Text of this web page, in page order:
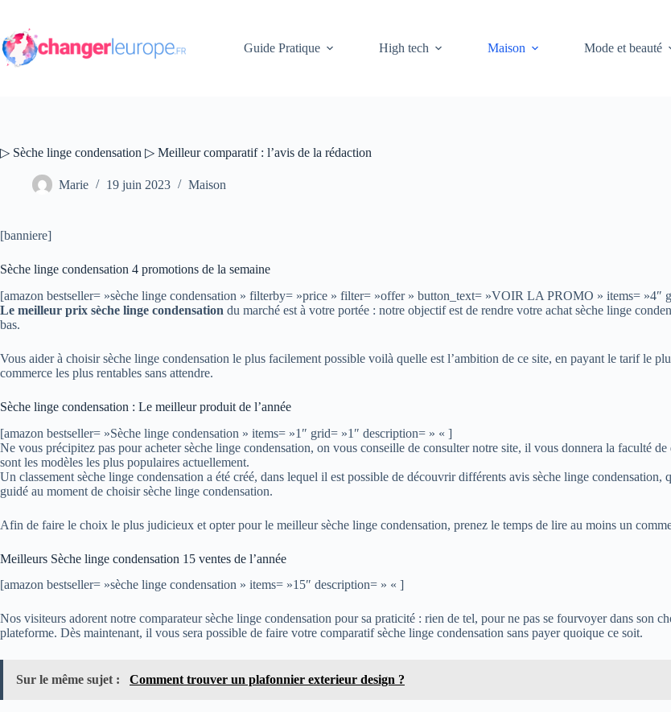
contenu
Guide Pratique
High tech Maison Mode et beauté
▷ Sèche linge condensation ▷ Meilleur comparatif : l’avis de la rédaction
Marie 19 juin 2023 Maison
[banniere]
Sèche linge condensation 4 promotions de la semaine
[amazon bestseller= »sèche linge condensation » filterby= »price » filter= »offer » button_text= »VOIR LA PROMO » items=
Le meilleur prix sèche linge condensation du marché est à votre portée : notre objectif est de rendre votre achat sèche linge
bas.
Vous aider à choisir sèche linge condensation le plus facilement possible voilà quelle est l’ambition de ce site, en payant le tarif le
commerce les plus rentables sans attendre.
Sèche linge condensation : Le meilleur produit de l’année
[amazon bestseller= »Sèche linge condensation » items= »1″ grid= »1″ description= » « ]
Ne vous précipitez pas pour acheter sèche linge condensation, on vous conseille de consulter notre site, il vous donnera la faculté
sont les modèles les plus populaires actuellement.
Un classement sèche linge condensation a été créé, dans lequel il est possible de découvrir différents avis sèche linge
guidé au moment de choisir sèche linge condensation.
Afin de faire le choix le plus judicieux et opter pour le meilleur sèche linge condensation, prenez le temps de lire au moins un
Meilleurs Sèche linge condensation 15 ventes de l’année
[amazon bestseller= »sèche linge condensation » items= »15″ description= » « ]
Nos visiteurs adorent notre comparateur sèche linge condensation pour sa praticité : rien de tel, pour ne pas se fourvoyer dans son
plateforme. Dès maintenant, il vous sera possible de faire votre comparatif sèche linge condensation sans payer quoique ce soit.
Sur le même sujet : Comment trouver un plafonnier exterieur design ?